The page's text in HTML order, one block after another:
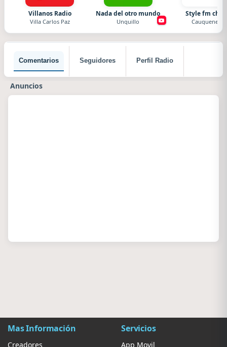
Villanos Radio
Villa Carlos Paz
Nada del otro mundo
Unquillo
Style fm chile
Cauquenes
Comentarios Seguidores Perfil Radio
Anuncios
Mas Información
Creadores
Servicios
App Movil